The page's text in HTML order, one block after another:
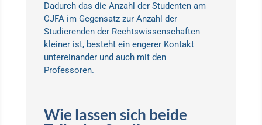
Dadurch das die Anzahl der Studenten am
CJFA im Gegensatz zur Anzahl der
Studierenden der Rechtswissenschaften
kleiner ist, besteht ein engerer Kontakt
untereinander und auch mit den
Professoren.
Wie lassen sich beide